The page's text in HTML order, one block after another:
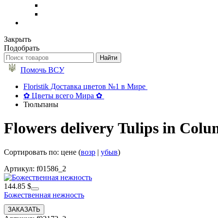
Закрыть
Подобрать
Помочь ВСУ
Floristik Доставка цветов №1 в Мире
✿ Цветы всего Мира ✿
Тюльпаны
Flowers delivery Tulips in
Сортировать по: цене (возр | убыв)
Артикул: f01586_2
144.85 $
Божественная нежность